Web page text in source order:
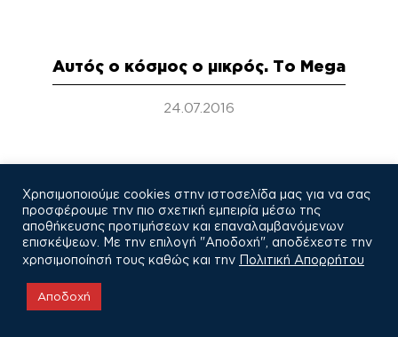
Αυτός ο κόσμος ο μικρός. Το Mega
24.07.2016
Χρησιμοποιούμε cookies στην ιστοσελίδα μας για να σας
προσφέρουμε την πιο σχετική εμπειρία μέσω της
αποθήκευσης προτιμήσεων και επαναλαμβανόμενων
επισκέψεων. Με την επιλογή "Αποδοχή", αποδέχεστε την
χρησιμοποίησή τους καθώς και την Πολιτική Απορρήτου
Αποδοχή